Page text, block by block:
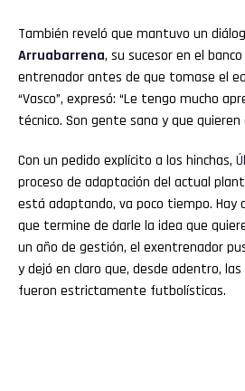
También reveló que mantuvo un
Arruabarrena, su sucesor en el
entrenador antes de que tomase el
“Vasco”, expresó: “Le tengo mucho
técnico. Son gente sana y que quieren
Con un pedido explícito a los hinchas,
proceso de adaptación del actual
está adaptando, va poco tiempo. Hay
que termine de darle la idea que
un año de gestión, el exentrenador
y dejó en claro que, desde adentro,
fueron estrictamente futbolísticas.